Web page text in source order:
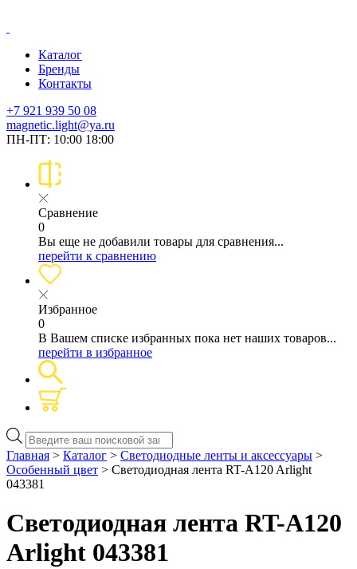
Каталог
Бренды
Контакты
+7 921 939 50 08
magnetic.light@ya.ru
ПН-ПТ: 10:00 18:00
Сравнение
0
Вы еще не добавили товары для сравнения...
перейти к сравнению
Избранное
0
В Вашем списке избранных пока нет наших товаров...
перейти в избранное
Поиск
товаров
Главная > Каталог > Светодиодные ленты и аксессуары >
Особенный цвет > Светодиодная лента RT-A120 Arlight
043381
Светодиодная лента RT-A120
Arlight 043381